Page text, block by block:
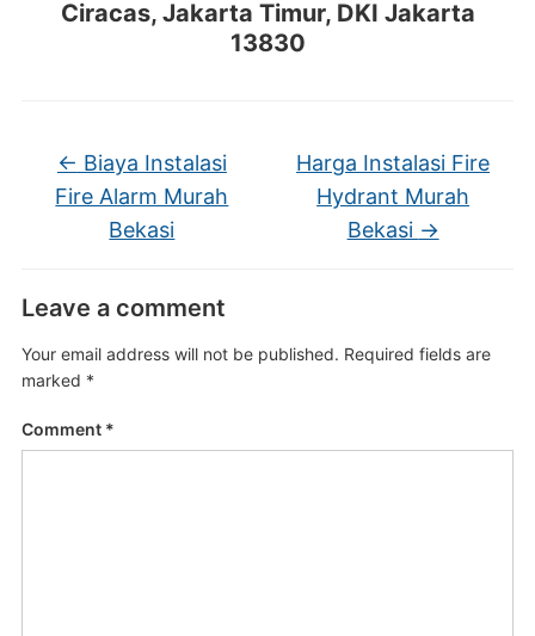
Ciracas, Jakarta Timur, DKI Jakarta
13830
← Biaya Instalasi
Fire Alarm Murah
Bekasi
Harga Instalasi Fire
Hydrant Murah
Bekasi →
Leave a comment
Your email address will not be published. Required fields are
marked *
Comment *